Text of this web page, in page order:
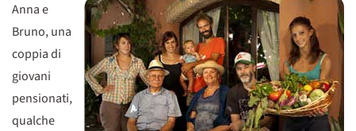
Anna e
Bruno, una
coppia di
giovani
pensionati,
qualche